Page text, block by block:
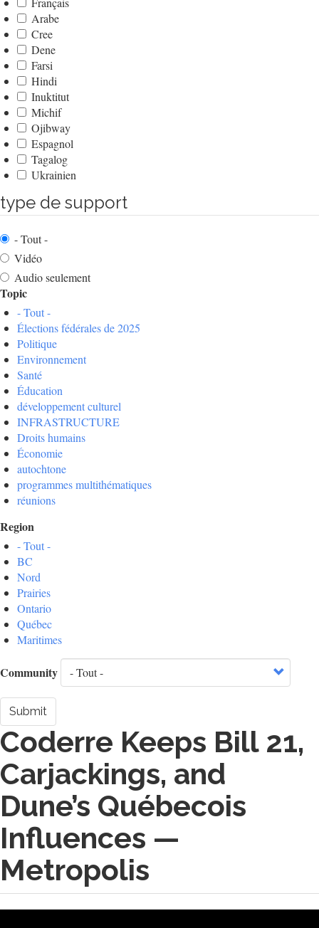
Arabe
Cree
Dene
Farsi
Hindi
Inuktitut
Michif
Ojibway
Espagnol
Tagalog
Ukrainien
type de support
- Tout -
Vidéo
Audio seulement
Topic
- Tout -
Élections fédérales de 2025
Politique
Environnement
Santé
Éducation
développement culturel
INFRASTRUCTURE
Droits humains
Économie
autochtone
programmes multithématiques
réunions
Region
- Tout -
BC
Nord
Prairies
Ontario
Québec
Maritimes
Community
Submit
Coderre Keeps Bill 21,
Carjackings, and
Dune’s Québecois
Influences —
Metropolis